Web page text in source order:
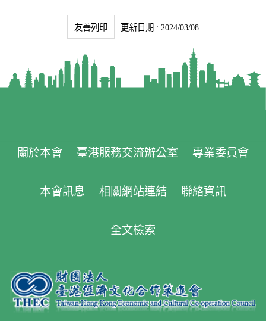
友善列印 更新日期 : 2024/03/08
關於本會 臺港服務交流辦公室 專業委員會
本會訊息 相關網站連結 聯絡資訊
全文檢索